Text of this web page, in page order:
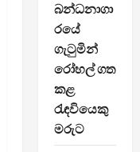
බන්ධනාගා
රයේ
ගැටුමින්
රෝහල් ගත
කළ
රැඳවියෙකු
මරුට